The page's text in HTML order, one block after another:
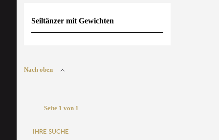
Seiltänzer mit Gewichten
Nach oben
Seite 1 von 1
IHRE SUCHE